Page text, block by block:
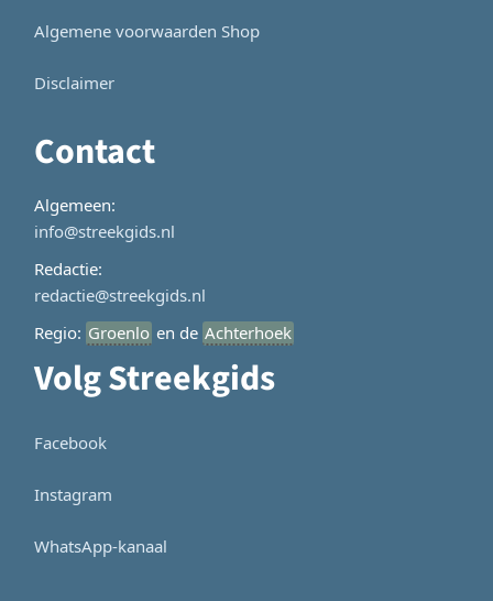
Algemene voorwaarden Shop
Disclaimer
Contact
Algemeen:
info@streekgids.nl
Redactie:
redactie@streekgids.nl
Regio: Groenlo en de Achterhoek
Volg Streekgids
Facebook
Instagram
WhatsApp-kanaal